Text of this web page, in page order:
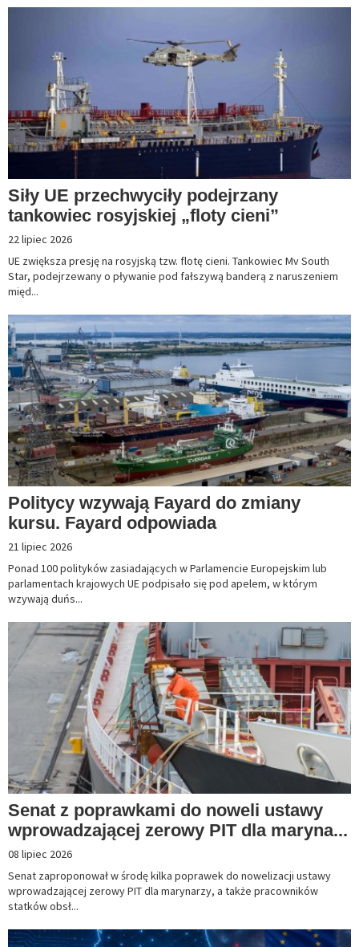
Siły UE przechwyciły podejrzany
tankowiec rosyjskiej „floty cieni”
22 lipiec 2026
UE zwiększa presję na rosyjską tzw. flotę cieni. Tankowiec Mv South
Star, podejrzewany o pływanie pod fałszywą banderą z naruszeniem
międ...
Politycy wzywają Fayard do zmiany
kursu. Fayard odpowiada
21 lipiec 2026
Ponad 100 polityków zasiadających w Parlamencie Europejskim lub
parlamentach krajowych UE podpisało się pod apelem, w którym
wzywają duńs...
Senat z poprawkami do noweli ustawy
wprowadzającej zerowy PIT dla maryna...
08 lipiec 2026
Senat zaproponował w środę kilka poprawek do nowelizacji ustawy
wprowadzającej zerowy PIT dla marynarzy, a także pracowników
statków obsł...